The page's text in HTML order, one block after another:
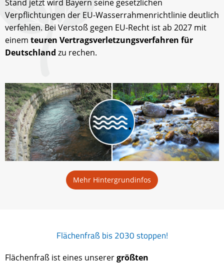
Stand jetzt wird Bayern seine gesetzlichen
Verpflichtungen der EU-Wasserrahmenrichtlinie deutlich
verfehlen. Bei Verstoß gegen EU-Recht ist ab 2027 mit
einem teuren Vertragsverletzungsverfahren für
Deutschland zu rechen.
Mehr Hintergrundinfos
Flächenfraß bis 2030 stoppen!
Flächenfraß ist eines unserergrößten